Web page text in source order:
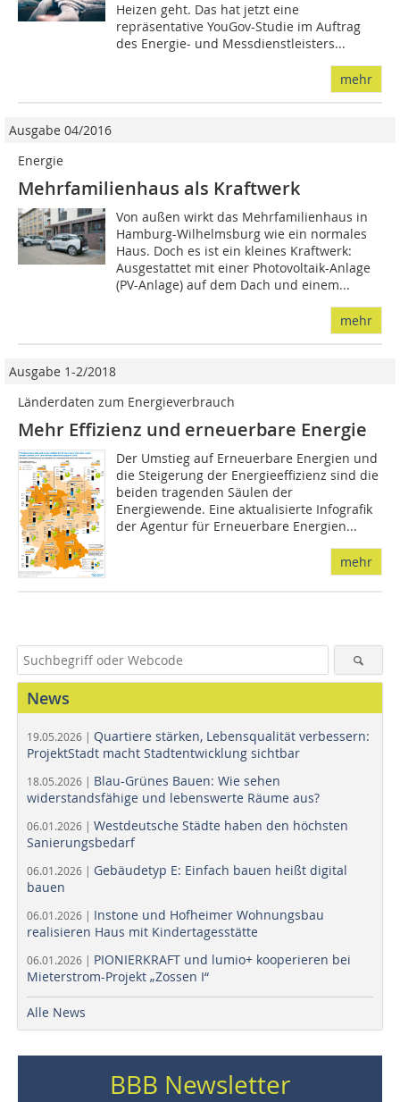
Heizen geht. Das hat jetzt eine
repräsentative YouGov-Studie im Auftrag
des Energie- und Messdienstleisters...
mehr
Ausgabe 04/2016
Energie
Mehrfamilienhaus als Kraftwerk
Von außen wirkt das Mehrfamilienhaus in
Hamburg-Wilhelmsburg wie ein normales
Haus. Doch es ist ein kleines Kraftwerk:
Ausgestattet mit einer Photovoltaik-Anlage
(PV-Anlage) auf dem Dach und einem...
mehr
Ausgabe 1-2/2018
Länderdaten zum Energieverbrauch
Mehr Effizienz und erneuerbare Energie
Der Umstieg auf Erneuerbare Energien und
die Steigerung der Energieeffizienz sind die
beiden tragenden Säulen der
Energiewende. Eine aktualisierte Infografik
der Agentur für Erneuerbare Energien...
mehr
News
19.05.2026 | Quartiere stärken, Lebensqualität verbessern:
ProjektStadt macht Stadtentwicklung sichtbar
18.05.2026 | Blau-Grünes Bauen: Wie sehen
widerstandsfähige und lebenswerte Räume aus?
06.01.2026 | Westdeutsche Städte haben den höchsten
Sanierungsbedarf
06.01.2026 | Gebäudetyp E: Einfach bauen heißt digital
bauen
06.01.2026 | Instone und Hofheimer Wohnungsbau
realisieren Haus mit Kindertagesstätte
06.01.2026 | PIONIERKRAFT und lumio+ kooperieren bei
Mieterstrom-Projekt „Zossen I“
Alle News
BBB Newsletter